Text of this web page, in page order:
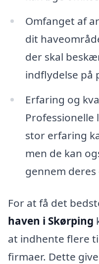
Omfanget af
dit
der skal
indflydelse på
Erfaring og
Professionelle
stor erfaring
men de kan
gennem deres
For at få det
haven i Skørping
at indhente flere
firmaer. Dette